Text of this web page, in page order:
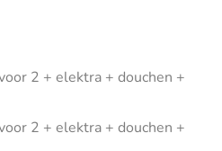
2 + elektra + douchen +
2 + elektra + douchen +